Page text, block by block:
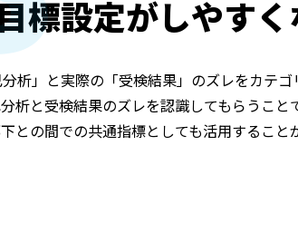
標設定がしやす
析」と実際の「受検結果」のズレをカテ
析と受検結果のズレを認識してもらうこ
との間での共通指標としても活用すること